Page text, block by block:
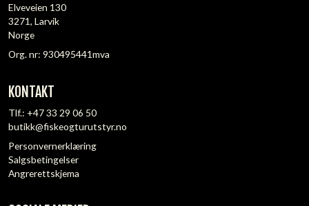
Elveveien 130
3271, Larvik
Norge
Org. nr: 930495441mva
KONTAKT
Tlf.: +47 33 29 06 50
butikk@fiskeogturutstyr.no
Personvernerklæring
Salgsbetingelser
Angrerettskjema